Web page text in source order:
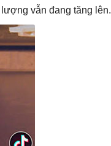
vẫn đang tăng lên.